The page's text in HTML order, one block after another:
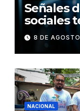
Señales
sociales
8 DE
NACIONAL